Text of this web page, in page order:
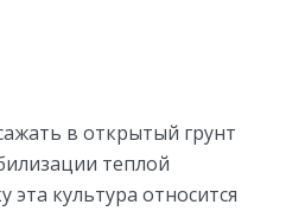
в открытый грунт
теплой
эта культура относится